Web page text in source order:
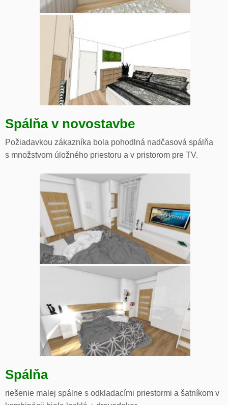
Spálňa v novostavbe
Požiadavkou zákazníka bola pohodlná nadčasová spálňa
s množstvom úložného priestoru a v pristorom pre TV.
Spálňa
riešenie malej spálne s odkladacími priestormi a šatníkom v